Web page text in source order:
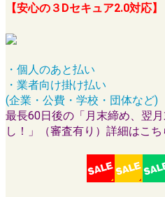
【安心の３Dセキュア2.0対応】
・個人のあと払い
・業者向け掛け払い
(企業・公費・学校・団体など)
最長60日後の「月末締め、翌
し！」（審査有り）詳細はこち